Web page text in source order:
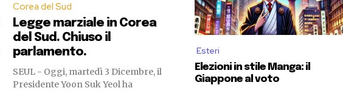
Corea del Sud
Legge marziale in Corea
del Sud. Chiuso il
parlamento.
SEUL - Oggi, martedì 3 Dicembre, il
Presidente Yoon Suk Yeol ha
Esteri
Elezioni in stile Manga: il
Giappone al voto